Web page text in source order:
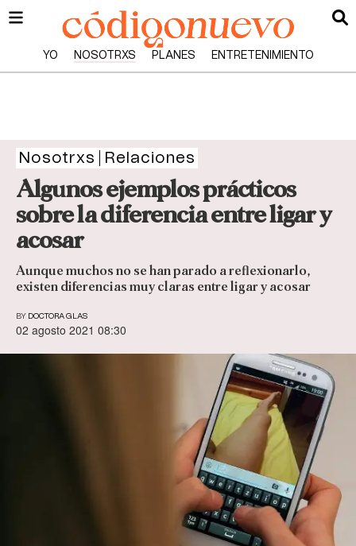
YO NOSOTRXS PLANES ENTRETENIMIENTO
Nosotrxs Relaciones
Algunos ejemplos prácticos
sobre la diferencia entre ligar y
acosar
Aunque muchos no se han parado a reflexionarlo,
existen diferencias muy claras entre ligar y acosar
BY DOCTORA GLAS
02 agosto 2021 08:30